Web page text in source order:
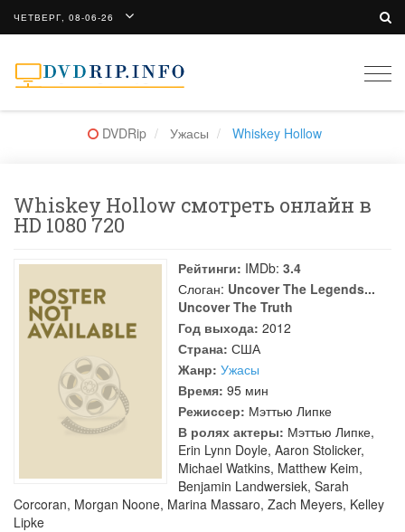
ЧЕТВЕРГ, 08-06-26
DVDRip Ужасы Whiskey Hollow
Whiskey Hollow смотреть онлайн в
HD 1080 720
Рейтинги: IMDb: 3.4
Слоган: Uncover The Legends...
Uncover The Truth
Год выхода: 2012
Страна: США
Жанр: Ужасы
Время: 95 мин
Режиссер: Мэттью Липке
В ролях актеры: Мэттью Липке,
Erin Lynn Doyle, Aaron Stolicker,
Michael Watkins, Matthew Keim,
Benjamin Landwersiek, Sarah
Corcoran, Morgan Noone, Marina Massaro, Zach Meyers, Kelley
Lipke